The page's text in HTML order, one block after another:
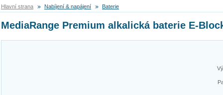
Hlavní strana Nabíjení & napájení Baterie
MediaRange Premium alkalická baterie E-